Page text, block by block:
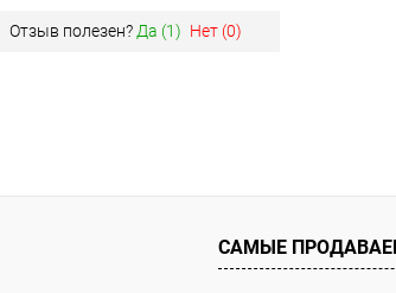
Отзыв полезен? Да (1) Нет (0)
САМЫЕ